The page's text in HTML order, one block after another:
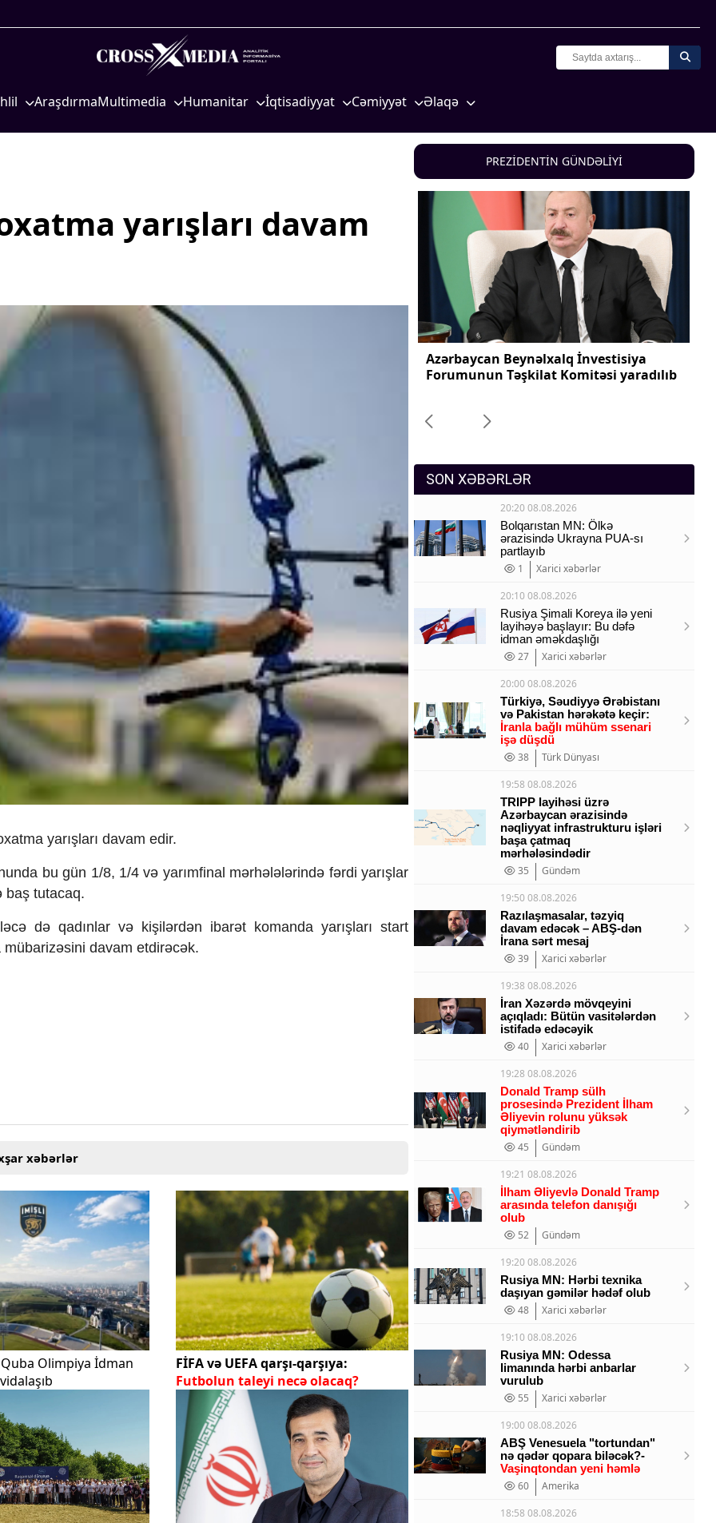
AraşdırmaMultimedia Humanitar
Mədəniyyətimizin Zəfəri
Turizm
İqtisadiyyat
Kənd təsərrüfatı
nəqliyyat
Cəmiyyət
Məhkəmə və hüquq
Zəfər - 5
Gənclər və İdman
Əlaqə
yarışları davam
yarışları davam edir.
bu gün 1/8, 1/4 və yarımfinal mərhələlərində fərdi yarışlar
baş tutacaq.
əcə də qadınlar və kişil ərdən ibarət komanda yarışları start
mübarizəsini davam etdirəcək.
xəbərlər
Olimpiya İdman
FİFA və UEFA qarşı-qarşıya:
Futbolun taleyi necə olacaq?
PREZİDENTİN GÜNDƏLİYİ
Tramp arasında
Nikol Paşinyan Prezident İlham Əliyevə
zəng edib - YENİLƏNİB
Azərbaycan Beynəlxalq İnvestisiya
Forumunun Təşkilat Komitəsi yaradılıb
SON XƏBƏRLƏR
20:20 08.08.2026
Bolqarıstan MN: Ölkə
ərazisində Ukrayna PUA-sı
partlayıb
1
Xarici xəbərlər
20:10 08.08.2026
Rusiya Şimali Koreya ilə yeni
layihəyə başlayır: Bu dəfə
idman əməkdaşlığı
27
Xarici xəbərlər
20:00 08.08.2026
Türkiyə, Səudiyyə Ərəbistanı
və Pakistan hərəkətə keçir:
İranla bağlı mühüm ssenari
işə düşdü
38
Türk Dünyası
19:58 08.08.2026
TRIPP layihəsi üzrə
Azərbaycan ərazisində
nəqliyyat infrastrukturu işləri
başa çatmaq
mərhələsindədir
35
Gündəm
19:50 08.08.2026
Razılaşmasalar, təzyiq
davam edəcək – ABŞ-dən
İrana sərt mesaj
39
Xarici xəbərlər
19:38 08.08.2026
İran Xəzərdə mövqeyini
açıqladı: Bütün vasitələrdən
istifadə edəcəyik
40
Xarici xəbərlər
19:28 08.08.2026
Donald Tramp sülh
prosesində Prezident İlham
Əliyevin rolunu yüksək
qiymətləndirib
45
Gündəm
19:21 08.08.2026
İlham Əliyevlə Donald Tramp
arasında telefon danışığı
olub
52
Gündəm
19:20 08.08.2026
Rusiya MN: Hərbi texnika
daşıyan gəmilər hədəf olub
48
Xarici xəbərlər
19:10 08.08.2026
Rusiya MN: Odessa
limanında hərbi anbarlar
vurulub
55
Xarici xəbərlər
19:00 08.08.2026
ABŞ Venesuela "tortundan"
nə qədər qopara biləcək?-
Vaşinqtondan yeni həmlə
60
Amerika
18:58 08.08.2026